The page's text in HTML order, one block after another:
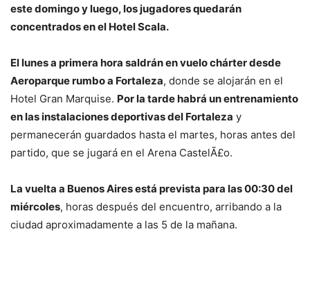
este domingo y luego, los jugadores quedarán
concentrados en el Hotel Scala.
El lunes a primera hora saldrán en vuelo chárter desde
Aeroparque rumbo a Fortaleza, donde se alojarán en el
Hotel Gran Marquise. Por la tarde habrá un entrenamiento
en las instalaciones deportivas del Fortaleza y
permanecerán guardados hasta el martes, horas antes del
partido, que se jugará en el Arena CastelÃ£o.
La vuelta a Buenos Aires está prevista para las 00:30 del
miércoles, horas después del encuentro, arribando a la
ciudad aproximadamente a las 5 de la mañana.